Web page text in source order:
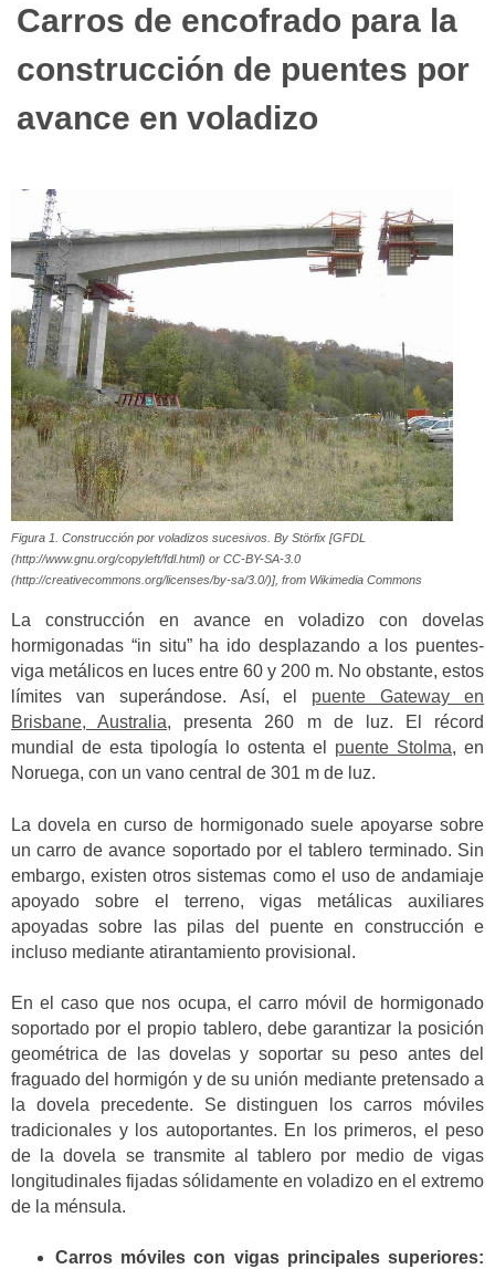
Carros de encofrado para la
construcción de puentes por
avance en voladizo
Figura 1. Construcción por voladizos sucesivos. By Störfix [GFDL
(http://www.gnu.org/copyleft/fdl.html) or CC-BY-SA-3.0
(http://creativecommons.org/licenses/by-sa/3.0/)], from Wikimedia Commons
La construcción en avance en voladizo con dovelas
hormigonadas “in situ” ha ido desplazando a los puentes-
viga metálicos en luces entre 60 y 200 m. No obstante, estos
límites van superándose. Así, el puente Gateway en
Brisbane, Australia, presenta 260 m de luz. El récord
mundial de esta tipología lo ostenta el puente Stolma, en
Noruega, con un vano central de 301 m de luz.
La dovela en curso de hormigonado suele apoyarse sobre
un carro de avance soportado por el tablero terminado. Sin
embargo, existen otros sistemas como el uso de andamiaje
apoyado sobre el terreno, vigas metálicas auxiliares
apoyadas sobre las pilas del puente en construcción e
incluso mediante atirantamiento provisional.
En el caso que nos ocupa, el carro móvil de hormigonado
soportado por el propio tablero, debe garantizar la posición
geométrica de las dovelas y soportar su peso antes del
fraguado del hormigón y de su unión mediante pretensado a
la dovela precedente. Se distinguen los carros móviles
tradicionales y los autoportantes. En los primeros, el peso
de la dovela se transmite al tablero por medio de vigas
longitudinales fijadas sólidamente en voladizo en el extremo
de la ménsula.
Carros móviles con vigas principales superiores: